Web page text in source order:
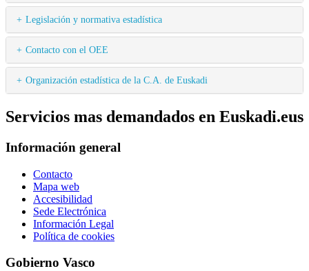
Legislación y normativa estadística
Contacto con el OEE
Organización estadística de la C.A. de Euskadi
Servicios mas demandados en Euskadi.eus
Información general
Contacto
Mapa web
Accesibilidad
Sede Electrónica
Información Legal
Política de cookies
Gobierno Vasco